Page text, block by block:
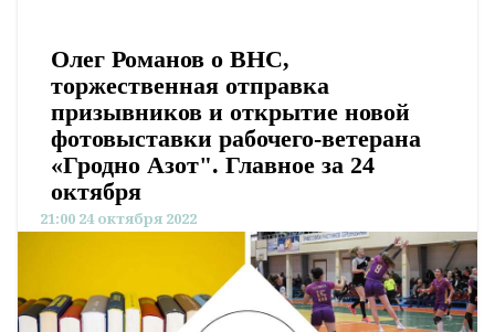
Олег Романов о ВНС,
торжественная отправка
призывников и открытие новой
фотовыставки рабочего-ветерана
«Гродно Азот". Главное за 24
октября
21:00 24 октября 2022